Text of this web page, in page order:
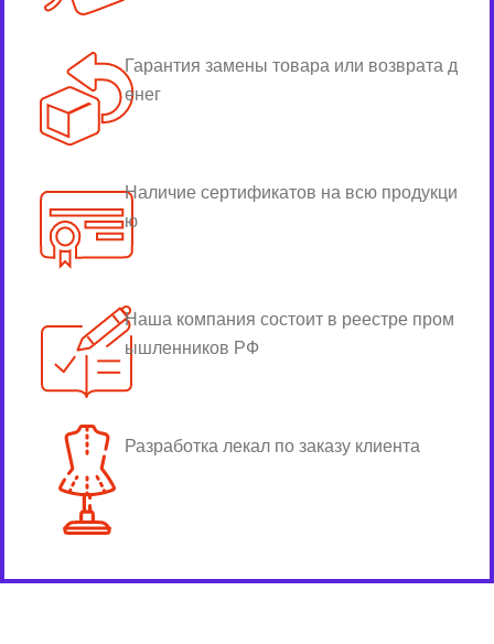
Гарантия замены товара или возврата д
енег
Наличие сертификатов на всю продукци
ю
Наша компания состоит в реестре пром
ышленников РФ
Разработка лекал по заказу клиента